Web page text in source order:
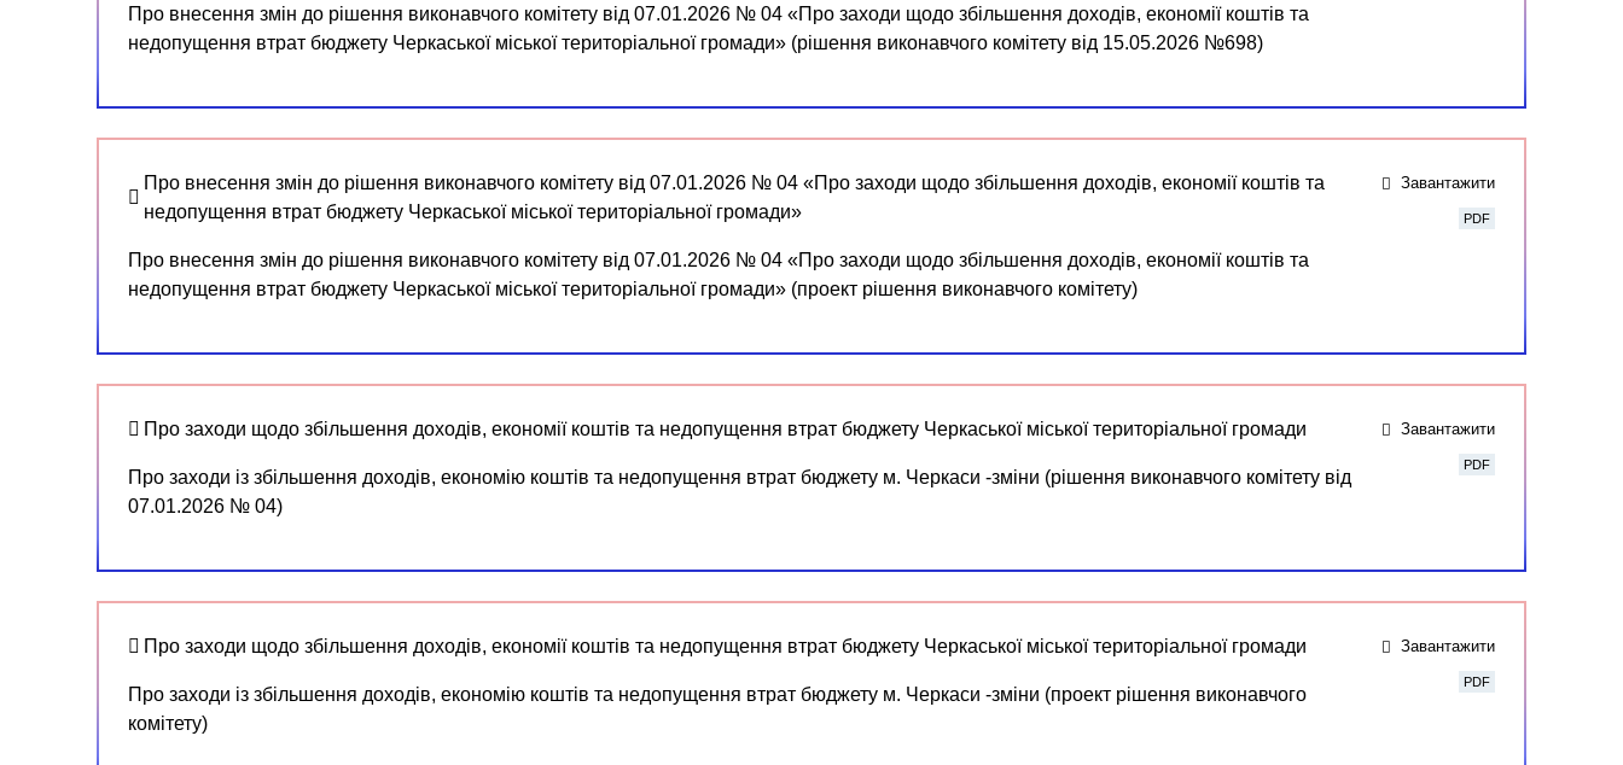
Про внесення змін до рішення виконавчого комітету від 07.01.2026 № 04 «Про заходи щодо збільшення доходів, економії коштів та
недопущення втрат бюджету Черкаської міської територіальної громади» (рішення виконавчого комітету від 15.05.2026 №698)
Про внесення змін до рішення виконавчого комітету від 07.01.2026 № 04 «Про заходи щодо збільшення доходів, економії коштів та
недопущення втрат бюджету Черкаської міської територіальної громади»
Про внесення змін до рішення виконавчого комітету від 07.01.2026 № 04 «Про заходи щодо збільшення доходів, економії коштів та
недопущення втрат бюджету Черкаської міської територіальної громади» (проект рішення виконавчого комітету)
Завантажити
PDF
Про заходи щодо збільшення доходів, економії коштів та недопущення втрат бюджету Черкаської міської територіальної громади
Про заходи із збільшення доходів, економію коштів та недопущення втрат бюджету м. Черкаси -зміни (рішення виконавчого комітету від
07.01.2026 № 04)
Завантажити
PDF
Про заходи щодо збільшення доходів, економії коштів та недопущення втрат бюджету Черкаської міської територіальної громади
Про заходи із збільшення доходів, економію коштів та недопущення втрат бюджету м. Черкаси -зміни (проект рішення виконавчого
комітету)
Завантажити
PDF